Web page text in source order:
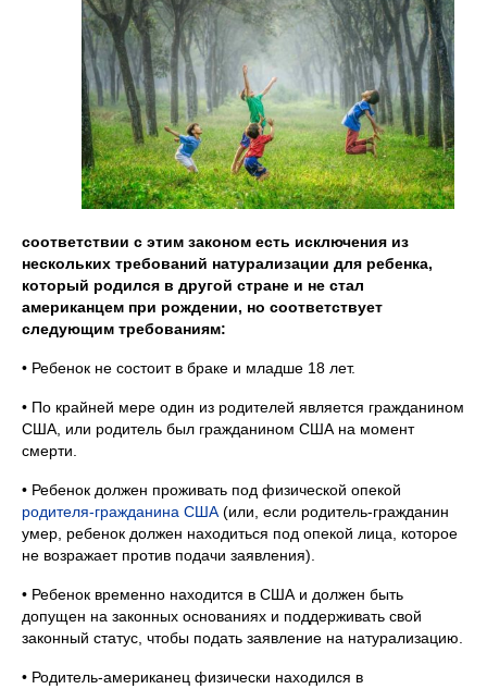
соответствии с этим законом есть исключения из
нескольких требований натурализации для ребенка,
который родился в другой стране и не стал
американцем при рождении, но соответствует
следующим требованиям:
• Ребенок не состоит в браке и младше 18 лет.
• По крайней мере один из родителей является гражданином
США, или родитель был гражданином США на момент
смерти.
• Ребенок должен проживать под физической опекой
родителя-гражданина США(или, если родитель-гражданин
умер, ребенок должен находиться под опекой лица, которое
не возражает против подачи заявления).
• Ребенок временно находится в США и должен быть
допущен на законных основаниях и поддерживать свой
законный статус, чтобы подать заявление на натурализацию.
• Родитель-американец физически находился в